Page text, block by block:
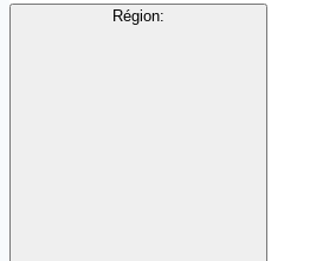
Région: